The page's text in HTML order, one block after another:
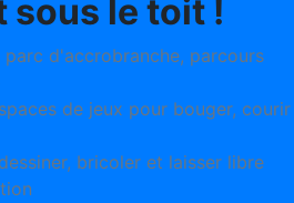
sous le toit !
d'accrobranche, parcours
de jeux pour bouger, courir
bricoler et laisser libre